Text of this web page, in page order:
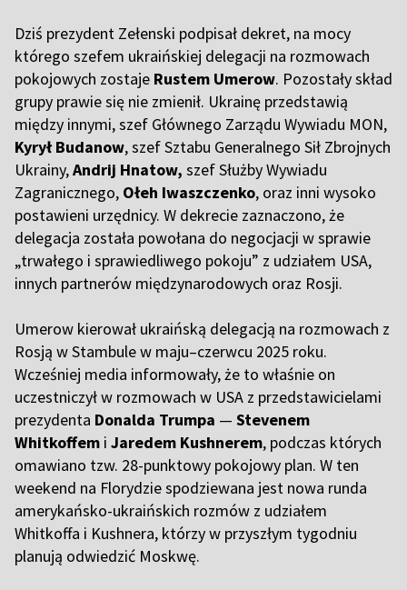
Dziś prezydent Zełenski podpisał dekret, na mocy
którego szefem ukraińskiej delegacji na rozmowach
pokojowych zostaje Rustem Umerow. Pozostały skład
grupy prawie się nie zmienił. Ukrainę przedstawią
między innymi, szef Głównego Zarządu Wywiadu MON,
Kyrył Budanow, szef Sztabu Generalnego Sił Zbrojnych
Ukrainy,Andrij Hnatow, szef Służby Wywiadu
Zagranicznego, Ołeh Iwaszczenko, oraz inni wysoko
postawieni urzędnicy. W dekrecie zaznaczono, że
delegacja została powołana do negocjacji w sprawie
„trwałego i sprawiedliwego pokoju” z udziałem USA,
innych partnerów międzynarodowych oraz Rosji.
Umerow kierował ukraińską delegacją na rozmowach z
Rosją w Stambule w maju–czerwcu 2025 roku.
Wcześniej media informowały, że to właśnie on
uczestniczył w rozmowach w USA z przedstawicielami
prezydenta Donalda Trumpa — Stevenem
Whitkoffem i Jaredem Kushnerem, podczas których
omawiano tzw. 28-punktowy pokojowy plan. W ten
weekend na Florydzie spodziewana jest nowa runda
amerykańsko-ukraińskich rozmów z udziałem
Whitkoffa i Kushnera, którzy w przyszłym tygodniu
planują odwiedzić Moskwę.